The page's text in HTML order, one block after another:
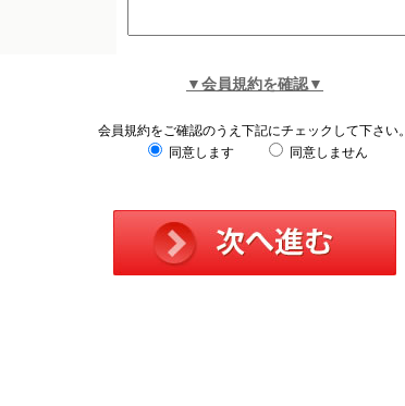
▼会員規約を確認▼
会員規約をご確認のうえ下記にチェックして下さい。
同意します
同意しません